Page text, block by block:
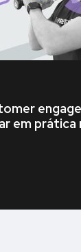
em prática